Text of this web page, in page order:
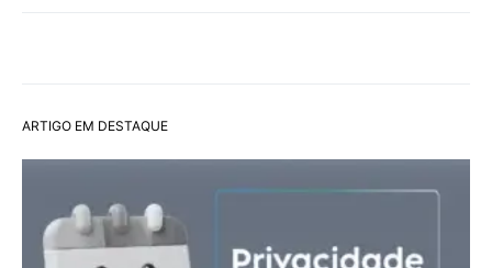
ARTIGO EM DESTAQUE